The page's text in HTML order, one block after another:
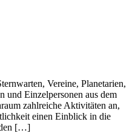
Vereine, Planetarien,
und Einzelpersonen aus dem
zahlreiche Aktivitäten an,
einen Einblick in die
den […]